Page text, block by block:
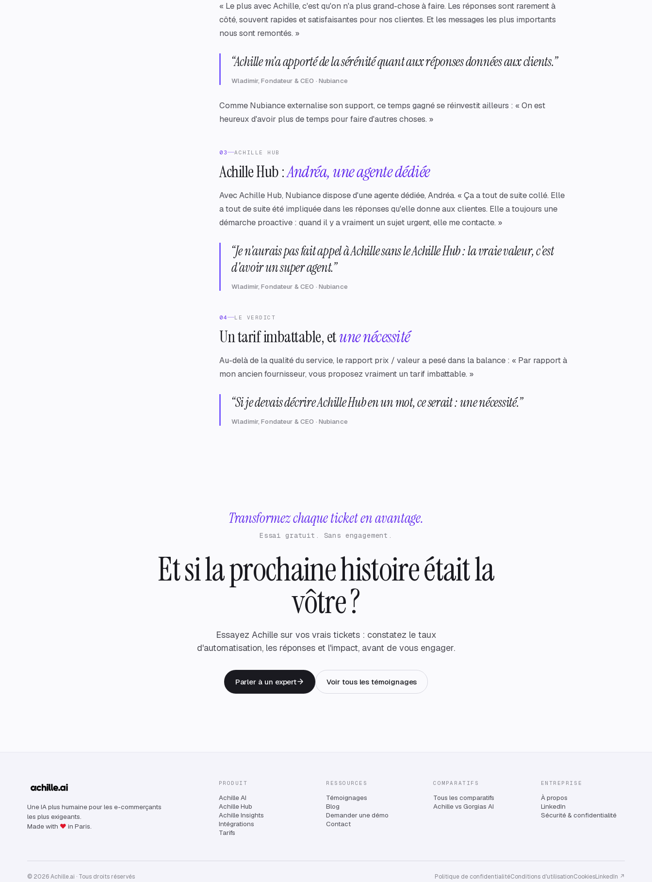
« Le plus avec Achille, c'est qu'on n'a plus grand-chose à faire. Les réponses sont rarement à
côté, souvent rapides et satisfaisantes pour nos clientes. Et les messages les plus importants
nous sont remontés. »
“Achille m'a apporté de la sérénité quant aux réponses données aux clients.”
Wladimir, Fondateur & CEO · Nubiance
Comme Nubiance externalise son support, ce temps gagné se réinvestit ailleurs : « On est
heureux d'avoir plus de temps pour faire d'autres choses. »
03 ACHILLE HUB
Achille Hub :Andréa, une agente dédiée
Avec Achille Hub, Nubiance dispose d'une agente dédiée, Andréa. « Ça a tout de suite collé. Elle
a tout de suite été impliquée dans les réponses qu'elle donne aux clientes. Elle a toujours une
démarche proactive : quand il y a vraiment un sujet urgent, elle me contacte. »
“Je n'aurais pas fait appel à Achille sans le Achille Hub : la vraie valeur, c'est
d'avoir un super agent.”
Wladimir, Fondateur & CEO · Nubiance
04 LE VERDICT
Un tarif imbattable, etune nécessité
Au-delà de la qualité du service, le rapport prix / valeur a pesé dans la balance : « Par rapport à
mon ancien fournisseur, vous proposez vraiment un tarif imbattable. »
“Si je devais décrire Achille Hub en un mot, ce serait : une nécessité.”
Wladimir, Fondateur & CEO · Nubiance
Transformez chaque ticket en avantage.
Essai gratuit. Sans engagement.
Et si la prochaine histoire était la
vôtre ?
Essayez Achille sur vos vrais tickets : constatez le taux
d'automatisation, les réponses et l'impact, avant de vous engager.
Parler à un expert Voir tous les témoignages
Une IA plus humaine pour les e-commerçants
les plus exigeants.
Made with ♥ in Paris.
PRODUIT
Achille AI
Achille Hub
Achille Insights
Intégrations
Tarifs
RESSOURCES
Témoignages
Blog
Demander une démo
Contact
COMPARATIFS
Tous les comparatifs
Achille vs Gorgias AI
ENTREPRISE
À propos
LinkedIn
Sécurité & confidentialité
© 2026 Achille.ai · Tous droits réservés Politique de confidentialitéConditions d'utilisationCookiesLinkedIn ↗